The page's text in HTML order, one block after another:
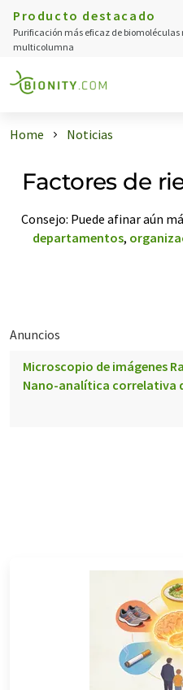
Producto destacado
Purificación más eficaz de
multicolumna
Home Noticias
Factores de
Consejo: Puede afinar aún
departamentos,
Anuncios
Microscopio de imágenes
Nano-analítica correlativa